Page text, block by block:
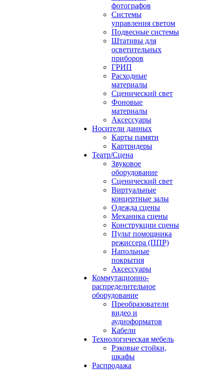
фотографов
Системы
управления светом
Подвесные системы
Штативы для
осветительных
приборов
ГРИП
Расходные
материалы
Сценический свет
Фоновые
материалы
Аксессуары
Носители данных
Карты памяти
Картридеры
Театр/Сцена
Звуковое
оборудование
Сценический свет
Виртуальные
концертные залы
Одежда сцены
Механика сцены
Конструкции сцены
Пульт помощника
режиссера (ППР)
Напольные
покрытия
Аксессуары
Коммутационно-
распределительное
оборудование
Преобразователи
видео и
аудиоформатов
Кабели
Технологическая мебель
Рэковые стойки,
шкафы
Распродажа